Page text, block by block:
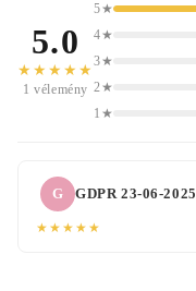
5.0
★★★★★
1 vélemény
5★
4★
3★
2★
1★
G GDPR 23-06-2025
★★★★★